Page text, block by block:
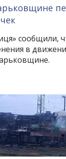
сообщили,
в